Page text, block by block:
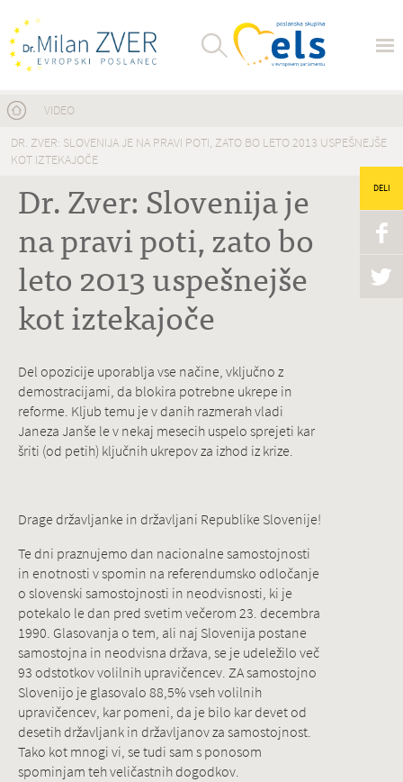
Nahajate se tukaj
VIDEO
DR. ZVER: SLOVENIJA JE NA PRAVI POTI, ZATO BO LETO 2013 USPEŠNEJŠE
KOT IZTEKAJOČE
Dr. Zver: Slovenija je
na pravi poti, zato bo
leto 2013 uspešnejše
kot iztekajoče
DELI
Del opozicije uporablja vse načine, vključno z
demostracijami, da blokira potrebne ukrepe in
reforme. Kljub temu je v danih razmerah vladi
Janeza Janše le v nekaj mesecih uspelo sprejeti kar
šriti (od petih) ključnih ukrepov za izhod iz krize.
Drage državljanke in državljani Republike Slovenije!
Te dni praznujemo dan nacionalne samostojnosti
in enotnosti v spomin na referendumsko odločanje
o slovenski samostojnosti in neodvisnosti, ki je
potekalo le dan pred svetim večerom 23. decembra
1990. Glasovanja o tem, ali naj Slovenija postane
samostojna in neodvisna država, se je udeležilo več
93 odstotkov volilnih upravičencev. ZA samostojno
Slovenijo je glasovalo 88,5% vseh volilnih
upravičencev, kar pomeni, da je bilo kar devet od
desetih državljank in državljanov za samostojnost.
Tako kot mnogi vi, se tudi sam s ponosom
spominjam teh veličastnih dogodkov.